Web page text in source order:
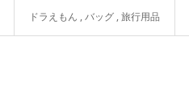
ドラえもん ,バッグ ,旅行用品